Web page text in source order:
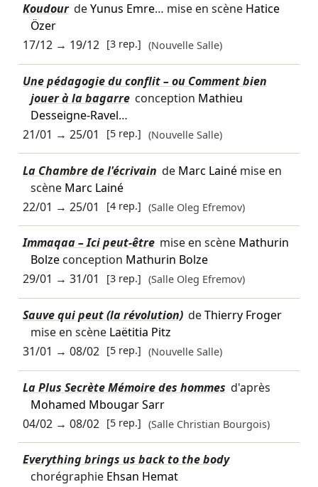
Koudour deYunus Emre… mise en scène Hatice
Özer
17/12→ 19/12 [3 rep.] (Nouvelle Salle)
Une pédagogie du conflit – ou Comment bien
jouer à la bagarre conception Mathieu
Desseigne-Ravel…
21/01 → 25/01 [5 rep.] (Nouvelle Salle)
La Chambre de l'écrivain de Marc Lainémise en
scène Marc Lainé
22/01 → 25/01 [4 rep.] (Salle Oleg Efremov)
Immaqaa – Ici peut-être mise en scène Mathurin
Bolzeconception Mathurin Bolze
29/01 → 31/01 [3 rep.] (Salle Oleg Efremov)
Sauve qui peut (la révolution) deThierry Froger
mise en scène Laëtitia Pitz
31/01 → 08/02 [5 rep.] (Nouvelle Salle)
La Plus Secrète Mémoire des hommes d'après
Mohamed Mbougar Sarr
04/02→ 08/02 [5 rep.] (Salle Christian Bourgois)
Everything brings us back to the body
chorégraphie Ehsan Hemat